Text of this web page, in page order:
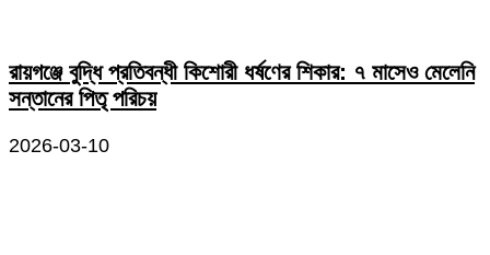
রায়গঞ্জে বুদ্ধি প্রতিবন্ধী কিশোরী ধর্ষণের শিকার: ৭ মাসেও মেলেনি
সন্তানের পিতৃ পরিচয়
2026-03-10